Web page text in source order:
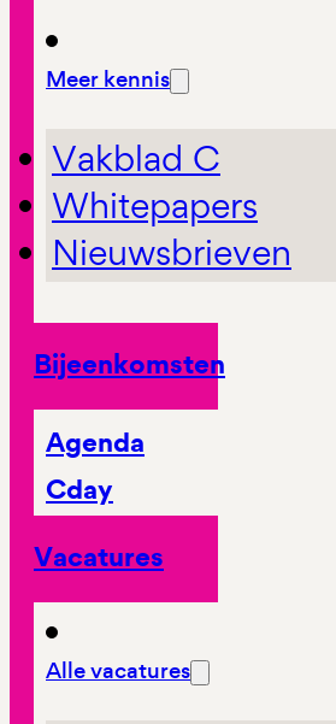
Meer kennis
Vakblad C
Whitepapers
Nieuwsbrieven
Bijeenkomsten
Agenda
Cday
Vacatures
Alle vacatures